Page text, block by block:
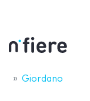
Giordano